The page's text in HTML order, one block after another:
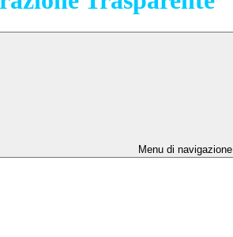
Menu di navigazione